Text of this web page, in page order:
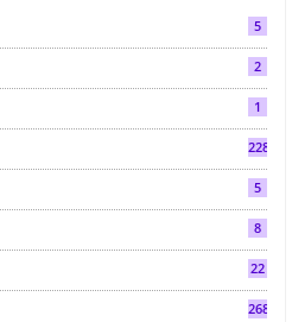
5
2
1
2286
5
8
22
268